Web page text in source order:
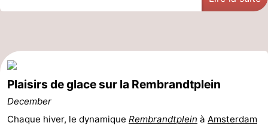
Plaisirs de glace sur la Rembrandtplein
December
Chaque hiver, le dynamique Rembrandtplein à Amsterdam